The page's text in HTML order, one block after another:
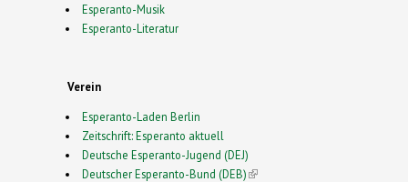
Esperanto-Musik
Esperanto-Literatur
Verein
Esperanto-Laden Berlin
Zeitschrift: Esperanto aktuell
Deutsche Esperanto-Jugend (DEJ)
Deutscher Esperanto-Bund (DEB)(link is external)